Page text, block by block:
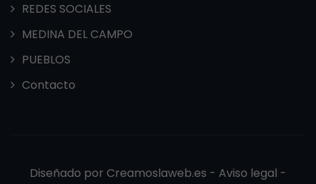
REDES SOCIALES
MEDINA DEL CAMPO
PUEBLOS
Contacto
Diseñado por Creamoslaweb.es - Aviso legal -